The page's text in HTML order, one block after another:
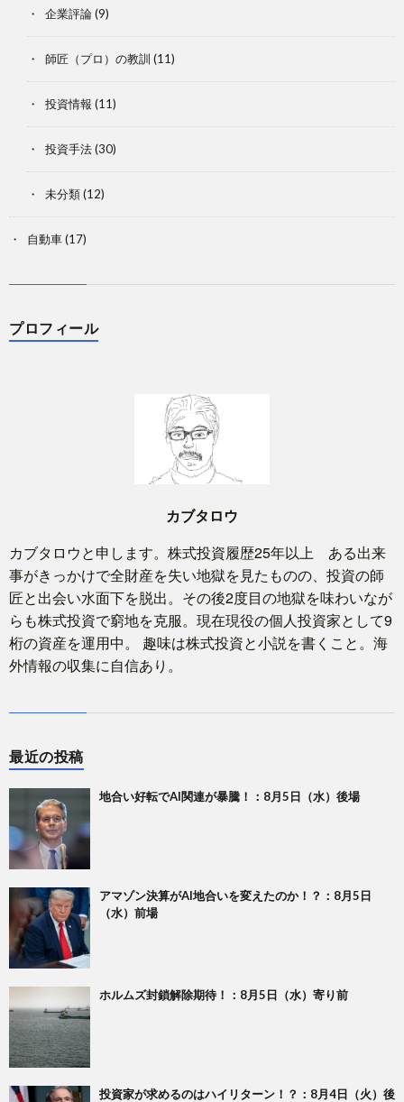
企業評論(9)
師匠（プロ）の教訓 (11)
投資情報 (11)
投資手法(30)
未分類(12)
自動車(17)
プロフィール
カブタロウ
カブタロウと申します。株式投資履歴25年以上 ある出来
事がきっかけで全財産を失い地獄を見たものの、投資の師
匠と出会い水面下を脱出。その後2度目の地獄を味わいなが
らも株式投資で窮地を克服。現在現役の個人投資家として9
桁の資産を運用中。 趣味は株式投資と小説を書くこと。海
外情報の収集に自信あり。
最近の投稿
地合い好転でAI関連が暴騰！：8月5日（水）後場
アマゾン決算がAI地合いを変えたのか！？：8月5日
（水）前場
ホルムズ封鎖解除期待！：8月5日（水）寄り前
投資家が求めるのはハイリターン！？：8月4日（火）後